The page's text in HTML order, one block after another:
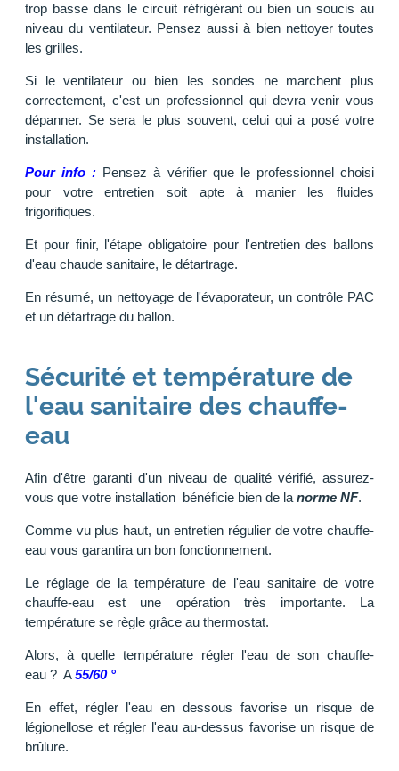
trop basse dans le circuit réfrigérant ou bien un soucis au
niveau du ventilateur. Pensez aussi à bien nettoyer toutes
les grilles.
Si le ventilateur ou bien les sondes ne marchent plus
correctement, c'est un professionnel qui devra venir vous
dépanner. Se sera le plus souvent, celui qui a posé votre
installation.
Pour info : Pensez à vérifier que le professionnel choisi
pour votre entretien soit apte à manier les fluides
frigorifiques.
Et pour finir, l'étape obligatoire pour l'entretien des ballons
d'eau chaude sanitaire, le détartrage.
En résumé, un nettoyage de l'évaporateur, un contrôle PAC
et un détartrage du ballon.
Sécurité et température de
l'eau sanitaire des chauffe-
eau
Afin d'être garanti d'un niveau de qualité vérifié, assurez-
vous que votre installation bénéficie bien de la norme NF.
Comme vu plus haut, un entretien régulier de votre chauffe-
eau vous garantira un bon fonctionnement.
Le réglage de la température de l'eau sanitaire de votre
chauffe-eau est une opération très importante. La
température se règle grâce au thermostat.
Alors, à quelle température régler l'eau de son chauffe-
eau ? A55/60 °
En effet, régler l'eau en dessous favorise un risque de
légionellose et régler l'eau au-dessus favorise un risque de
brûlure.